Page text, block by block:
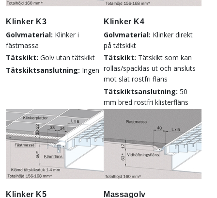
Klinker K3
Golvmaterial: Klinker i
fästmassa
Tätskikt: Golv utan tätskikt
Tätskiktsanslutning: Ingen
Klinker K4
Golvmaterial: Klinker direkt
på tätskikt
Tätskikt: Tätskikt som kan
rollas/spacklas ut och ansluts
mot slät rostfri fläns
Tätskiktsanslutning: 50
mm bred rostfri klisterfläns
Klinker K5 Massagolv